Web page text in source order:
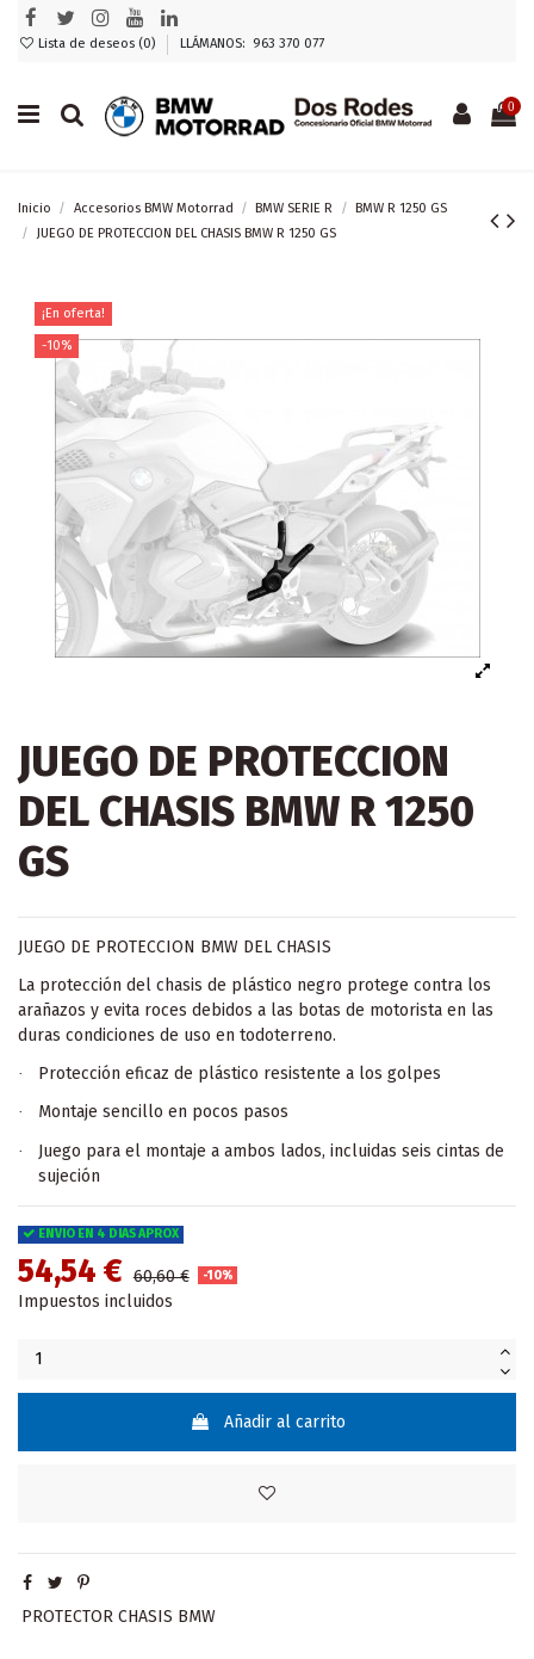
Lista de deseos (0) LLÁMANOS: 963 370 077
0
Inicio Accesorios BMW Motorrad BMW SERIE R
BMW R 1250 GS
JUEGO DE PROTECCION DEL CHASIS BMW R 1250 GS
¡En oferta!
-10%
JUEGO DE PROTECCION
DEL CHASIS BMW R 1250
GS
JUEGO DE PROTECCION BMW DEL CHASIS
La protección del chasis de plástico negro protege contra los
arañazos y evita roces debidos a las botas de motorista en las
duras condiciones de uso en todoterreno.
· Protección eficaz de plástico resistente a los golpes
· Montaje sencillo en pocos pasos
·
Juego para el montaje a ambos lados, incluidas seis cintas de
sujeción
ENVIO EN 4 DIAS APROX
54,54 € 60,60 € -10%
Impuestos incluidos
Añadir al carrito
PROTECTOR CHASIS BMW